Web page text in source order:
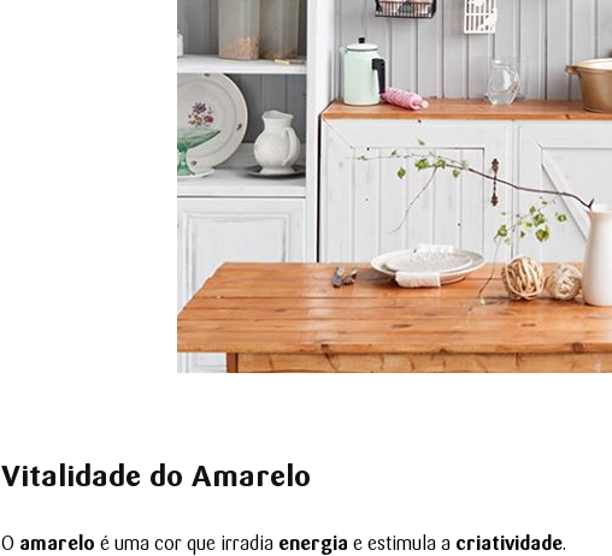
Vitalidade do Amarelo
O amarelo é uma cor que irradia energia e estimula a criatividade.